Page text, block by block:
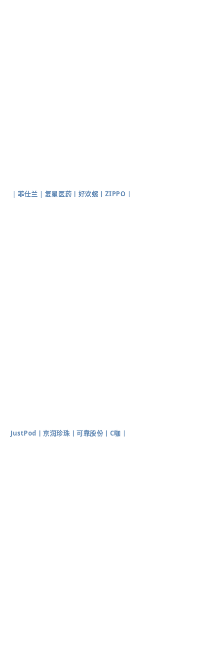
| 菲仕兰 | 复星医药 丨 好欢螺 丨 ZIPPO 丨
JustPod 丨 京润珍珠 丨可靠股份 丨 C咖 丨